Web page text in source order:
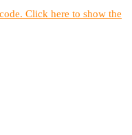
Click here to show the